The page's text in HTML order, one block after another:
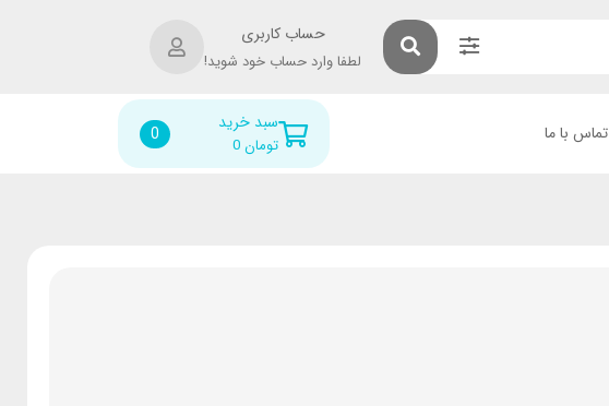
حساب کاربری
لطفا وارد حساب خود شوید!
تماس با ما سبد خرید
0تومان 0